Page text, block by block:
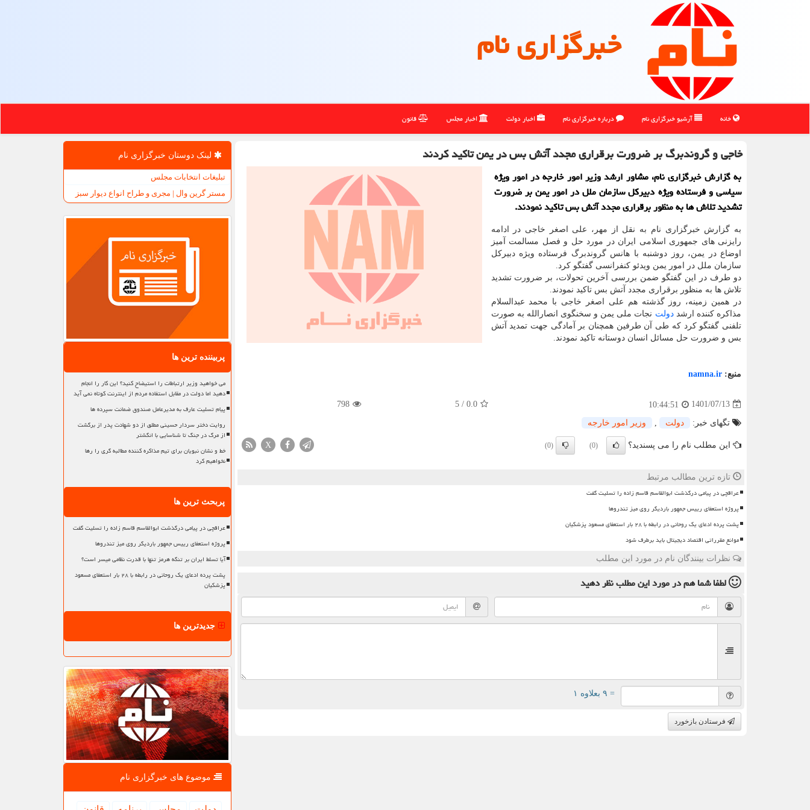
خبرگزاری نام
خانه آرشیو خبرگزاری نام درباره خبرگزاری نام اخبار دولت اخبار مجلس قانون
خاجی و گروندبرگ بر ضرورت برقراری مجدد آتش بس در یمن تاکید کردند
به گزارش خبرگزاری نام، مشاور ارشد وزیر امور خارجه در امور ویژه
سیاسی و فرستاده ویژه دبیرکل سازمان ملل در امور یمن بر ضرورت
تشدید تلاش ها به منظور برقراری مجدد آتش بس تاکید نمودند.
به گزارش خبرگزاری نام به نقل از مهر، علی اصغر خاجی در ادامه
رایزنی های جمهوری اسلامی ایران در مورد حل و فصل مسالمت آمیز
اوضاع در یمن، روز دوشنبه با هانس گروندبرگ فرستاده ویژه دبیرکل
سازمان ملل در امور یمن ویدئو کنفرانسی گفتگو کرد.
دو طرف در این گفتگو ضمن بررسی آخرین تحولات، بر ضرورت تشدید
تلاش ها به منظور برقراری مجدد آتش بس تاکید نمودند.
در همین زمینه، روز گذشته هم علی اصغر خاجی با محمد عبدالسلام
مذاکره کننده ارشددولت نجات ملی یمن و سخنگوی انصارالله به صورت
تلفنی گفتگو کرد که طی آن طرفین همچنان بر آمادگی جهت تمدید آتش
بس و ضرورت حل مسائل انسان دوستانه تاکید نمودند.
منبع: namna.ir
1401/07/13
10:44:51
0.0
/
5
798
تگهای خبر: دولت وزیر امور خارجه
این مطلب نام را می پسندید؟ (0)
(0)
X
تازه ترین مطالب مرتبط
عراقچی در پیامی درگذشت ابوالقاسم قاسم زاده را تسلیت گفت
پروژه استعفای رییس جمهور باردیگر روی میز تندروها
پشت پرده ادعای یک روحانی در رابطه با ۲۸ بار استعفای مسعود پزشکیان
موانع مقرراتی اقتصاد دیجیتال باید برطرف شود
نظرات بینندگان نام در مورد این مطلب
لطفا شما همدر مورد این مطلبنظر دهید
= ۹ بعلاوه ۱
فرستادن بازخورد
لینک دوستان خبرگزاری نام
تبلیغات انتخابات مجلس
مستر گرین وال | مجری و طراح انواع دیوار سبز
پربیننده ترین ها
می خواهید وزیر ارتباطات را استیضاح کنید؟ این کار را انجام
دهید اما دولت در مقابل استفاده مردم از اینترنت کوتاه نمی آید
پیام تسلیت عارف به مدیرعامل صندوق ضمانت سپرده ها
روایت دختر سردار حسینی مطلق از دو شهادت پدر از برگشت
از مرگ در جنگ تا شناسایی با انگشتر
خط و نشان نبویان برای تیم مذاکره کننده مطالبه گری را رها
نخواهیم کرد
پربحث ترین ها
عراقچی در پیامی درگذشت ابوالقاسم قاسم زاده را تسلیت گفت
پروژه استعفای رییس جمهور باردیگر روی میز تندروها
آیا تسلط ایران بر تنگه هرمز تنها با قدرت نظامی میسر است؟
پشت پرده ادعای یک روحانی در رابطه با ۲۸ بار استعفای مسعود
پزشکیان
جدیدترین ها
موضوع های خبرگزاری نام